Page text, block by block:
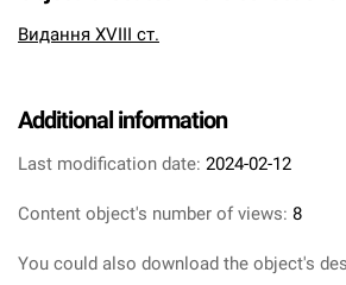
Видання XVIII ст.
Additional information
Last modification date: 2024-02-12
Content object's number of views: 8
You could also download the object's